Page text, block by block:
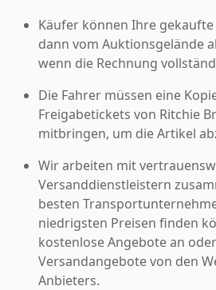
Käufer können Ihre
dann vom Auktionsgelände
wenn die Rechnung
Die Fahrer müssen eine
Freigabetickets von Ritchie
mitbringen, um die Artikel
Wir arbeiten mit
Versanddienstleistern
besten
niedrigsten Preisen finden
kostenlose Angebote an
Versandangebote von den
Anbieters.